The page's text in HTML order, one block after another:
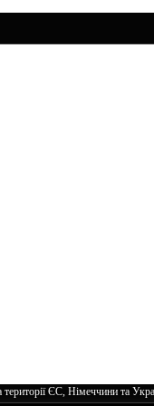
ЄС, Німеччини та